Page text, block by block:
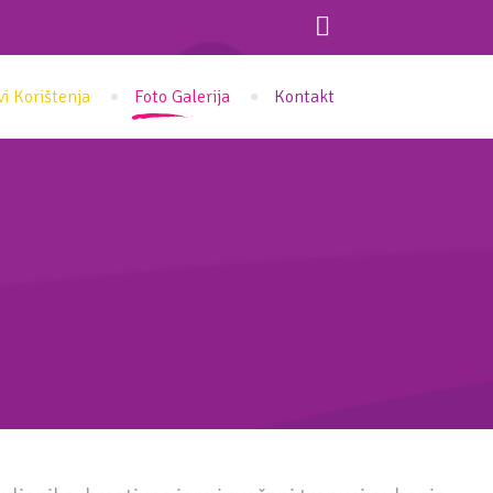
Korištenja Foto Galerija Kontakt